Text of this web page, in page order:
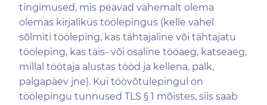
tingimused, mis peavad vähemalt olema
olemas kirjalikus töölepingus (kelle vahel
sõlmiti tööleping, kas tähtajaline või tähtajatu
tööleping, kas täis- või osaline tööaeg, katseaeg,
millal töötaja alustas tööd ja kellena, palk,
palgapäev jne). Kui töövõtulepingul on
töölepingu tunnused TLS § 1 mõistes, siis saab